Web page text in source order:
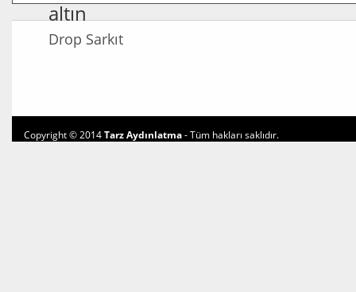
altın
Drop Sarkıt
Copyright © 2014Tarz Aydınlatma- Tüm hakları saklıdır.